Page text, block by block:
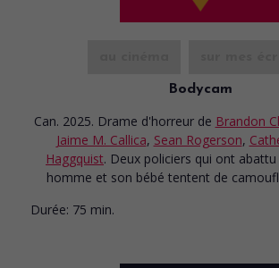
Bodycam
Can. 2025. Drame d'horreur de Brandon
Jaime M. Callica, Sean Rogerson,
Haggquist. Deux policiers qui ont
homme et son bébé tentent de
Durée: 75 min.